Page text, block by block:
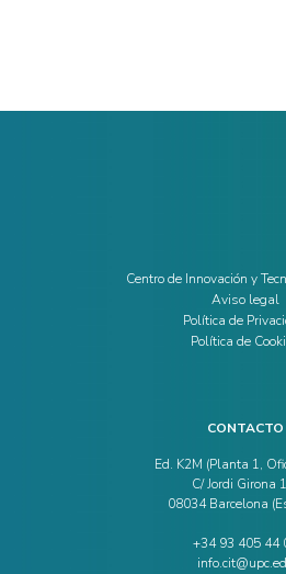
Centro de Innovación y
Aviso legal
Política de
Política de
CONTACTO
Ed. K2M (Planta 1,
C/ Jordi Girona
08034 Barcelona
+34 93 405 44